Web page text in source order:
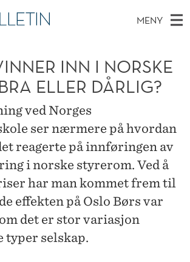
MENY
nye forskerprofilerINN I NORSKE
ELLER DÅRLIG?
ved Norges
ser nærmere på hvordan
reagerte på innføringen av
i norske styrerom. Ved å
har man kommet frem til
effekten på Oslo Børs var
det er stor variasjon
typer selskap.